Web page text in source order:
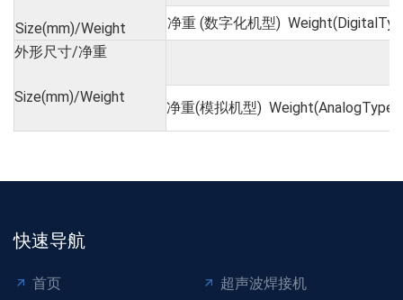
Size(mm)/Weight
净重 (数字化机型)
外形尺寸/净重
Size(mm)/Weight
净重(模拟机型) Weight(AnalogType)
快速导航
首页
超声波焊接机